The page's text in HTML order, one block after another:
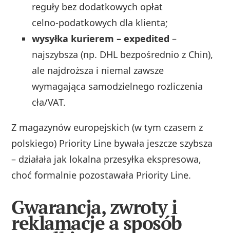
reguły bez dodatkowych opłat
celno‑podatkowych dla klienta;
wysyłka kurierem – expedited –
najszybsza (np. DHL bezpośrednio z Chin),
ale najdroższa i niemal zawsze
wymagająca samodzielnego rozliczenia
cła/VAT.
Z magazynów europejskich (w tym czasem z
polskiego) Priority Line bywała jeszcze szybsza
– działała jak lokalna przesyłka ekspresowa,
choć formalnie pozostawała Priority Line.
Gwarancja, zwroty i
reklamacje a sposób